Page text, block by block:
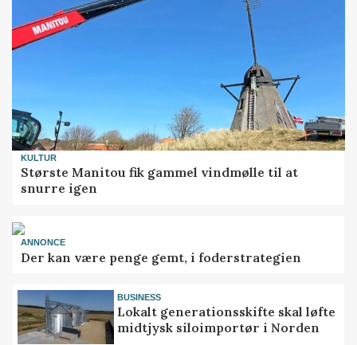
KULTUR
Største Manitou fik gammel vindmølle til at
snurre igen
ANNONCE
Der kan være penge gemt, i foderstrategien
BUSINESS
Lokalt generationsskifte skal løfte
midtjysk siloimportør i Norden